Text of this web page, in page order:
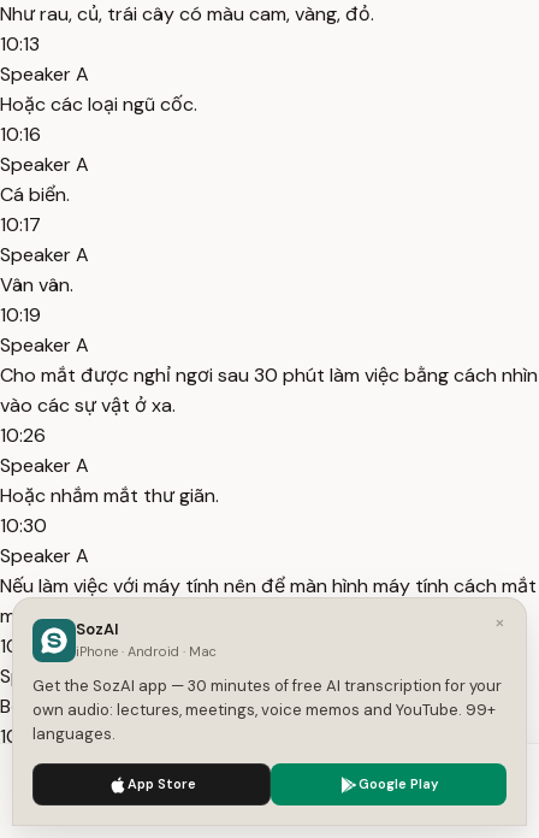
Như rau, củ, trái cây có màu cam, vàng, đỏ.
10:13
Speaker A
Hoặc các loại ngũ cốc.
10:16
Speaker A
Cá biển.
10:17
Speaker A
Vân vân.
10:19
Speaker A
Cho mắt được nghỉ ngơi sau 30 phút làm việc bằng cách nhìn
vào các sự vật ở xa.
10:26
Speaker A
Hoặc nhắm mắt thư giãn.
10:30
Speaker A
Nếu làm việc với máy tính nên để màn hình máy tính cách mắt
một khoảng từ 50 đến 60 cm.
10:37
Speaker A
Bố trí bàn làm việc hợp lý, có đủ ánh sáng.
10:42
Speaker A
Đeo kính râm khi ra ngoài nắng để tránh các tia UVA, UVB và
giảm độ sáng chói.
We use cookies to enhance your experience.
×
SozAI
iPhone · Android · Mac
Get the SozAI app — 30 minutes of free AI transcription for your
own audio: lectures, meetings, voice memos and YouTube. 99+
languages.
App Store Google Play